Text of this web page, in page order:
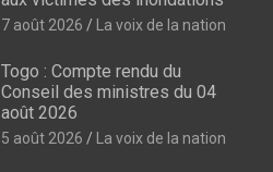
7 août 2026 La voix de la nation
Togo : Compte rendu du
Conseil des ministres du 04
août 2026
5 août 2026 La voix de la nation